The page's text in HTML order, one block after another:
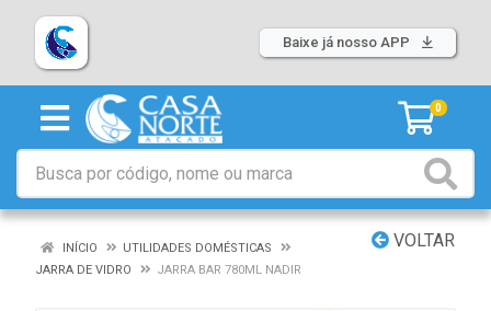
Baixe já nosso APP
0
VOLTAR
INÍCIO
UTILIDADES DOMÉSTICAS
JARRA DE VIDRO
JARRA BAR 780ML NADIR